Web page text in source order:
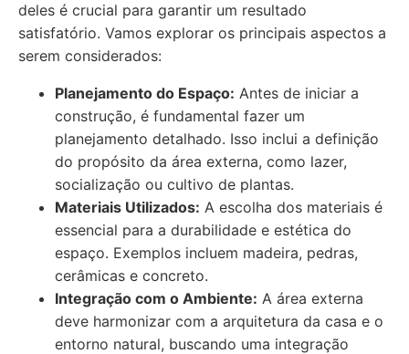
deles é crucial para garantir um resultado
satisfatório. Vamos explorar os principais aspectos a
serem considerados:
Planejamento do Espaço: Antes de iniciar a
construção, é fundamental fazer um
planejamento detalhado. Isso inclui a definição
do propósito da área externa, como lazer,
socialização ou cultivo de plantas.
Materiais Utilizados: A escolha dos materiais é
essencial para a durabilidade e estética do
espaço. Exemplos incluem madeira, pedras,
cerâmicas e concreto.
Integração com o Ambiente: A área externa
deve harmonizar com a arquitetura da casa e o
entorno natural, buscando uma integração